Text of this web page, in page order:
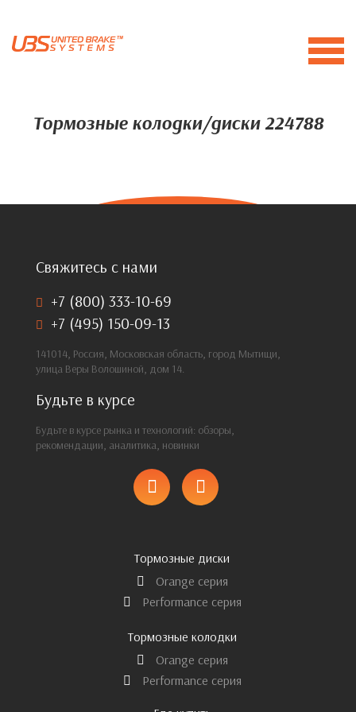
Тормозные колодки/диски 224788
Свяжитесь с нами
+7 (800) 333-10-69
+7 (495) 150-09-13
141014, Россия, Московская область, город Мытищи,
улица Веры Волошиной, дом 14.
Будьте в курсе
Будьте в курсе рынка и технологий: обзоры,
рекомендации, аналитика, новинки
Тормозные диски
Orange серия
Performance серия
Тормозные колодки
Orange серия
Performance серия